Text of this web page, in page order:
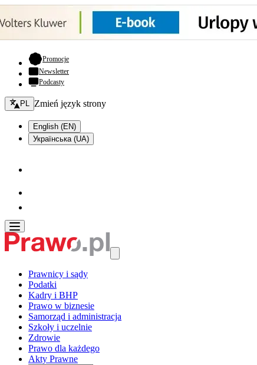
Promocje- otwiera się w nowej karcie
Newsletter
Podcasty
Zmień język - bieżący:
PL Zmień język strony
English (EN)
Українська (UA)
Prawnicy i sądy
Podatki
Kadry i BHP
Prawo w biznesie
Samorząd i administracja
Szkoły i uczelnie
Zdrowie
Prawo dla każdego
Akty Prawne